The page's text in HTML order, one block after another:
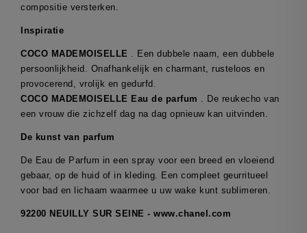
compositie versterken.
Inspiratie
COCO MADEMOISELLE . Een dubbele naam, een dubbele
persoonlijkheid. Onafhankelijk en charmant, rusteloos en
provocerend, vrolijk en gedurfd.
COCO MADEMOISELLE Eau de parfum . De reukecho van
een vrouw die zichzelf dag na dag opnieuw kan uitvinden.
De kunst van parfum
De Eau de Parfum in een spray voor een breed en vloeiend
gebaar, op de huid of in kleding. Een compleet geurritueel
voor bad en lichaam waarmee u uw wake kunt sublimeren.
92200 NEUILLY SUR SEINE - www.chanel.com